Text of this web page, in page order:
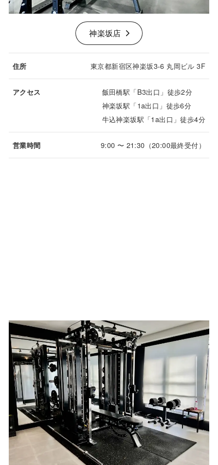
神楽坂店
住所 東京都新宿区神楽坂3-6 丸岡ビル 3F
アクセス
飯田橋駅「B3出口」徒歩2分
神楽坂駅「1a出口」徒歩6分
牛込神楽坂駅「1a出口」徒歩4分
営業時間 9:00 〜 21:30（20:00最終受付）